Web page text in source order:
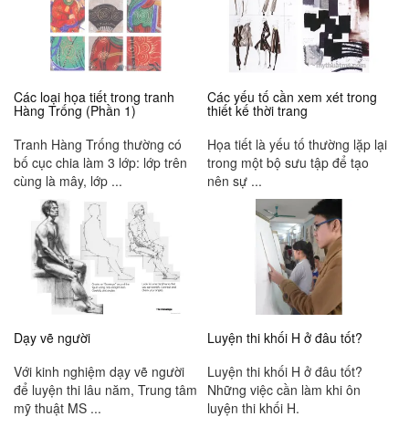
Các loại họa tiết trong tranh
Hàng Trống (Phần 1)
Tranh Hàng Trống thường có
bố cục chia làm 3 lớp: lớp trên
cùng là mây, lớp ...
Các yếu tố cần xem xét trong
thiết kế thời trang
Họa tiết là yếu tố thường lặp lại
trong một bộ sưu tập để tạo
nên sự ...
Dạy vẽ người
Với kinh nghiệm dạy vẽ người
để luyện thi lâu năm, Trung tâm
mỹ thuật MS ...
Luyện thi khối H ở đâu tốt?
Luyện thi khối H ở đâu tốt?
Những việc cần làm khi ôn
luyện thi khối H.